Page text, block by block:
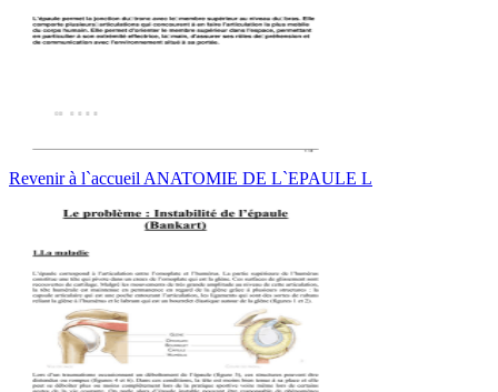
Revenir à l`accueil ANATOMIE DE L`EPAULE L